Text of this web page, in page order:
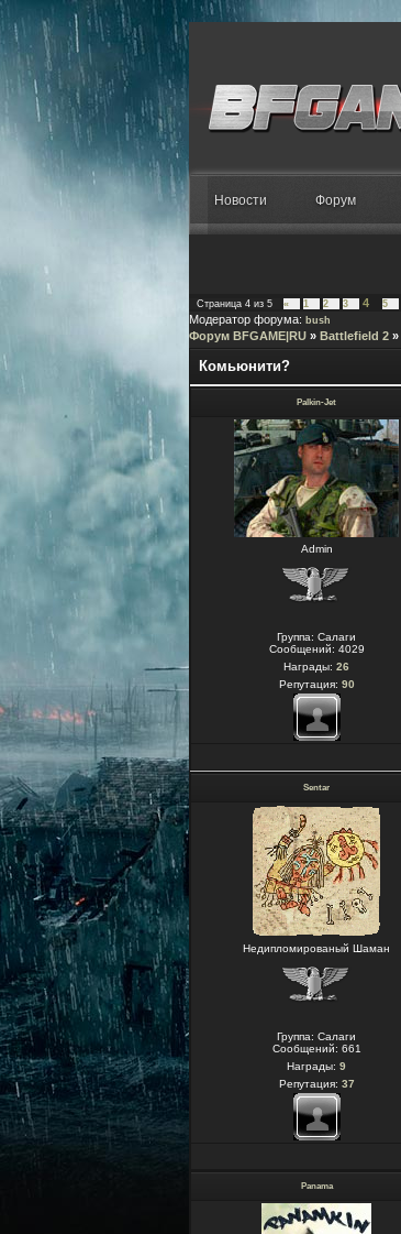
Новости Форум
Страница 4 из 5 « 1 2 3 4 5
Модератор форума: bush
Форум BFGAME|RU » Battlefield 2 »
Комьюнити?
Palkin-Jet
Admin
Группа: Салаги
Сообщений: 4029
Награды: 26
Репутация: 90
Sentar
Недипломированый Шаман
Группа: Салаги
Сообщений: 661
Награды: 9
Репутация: 37
Panama